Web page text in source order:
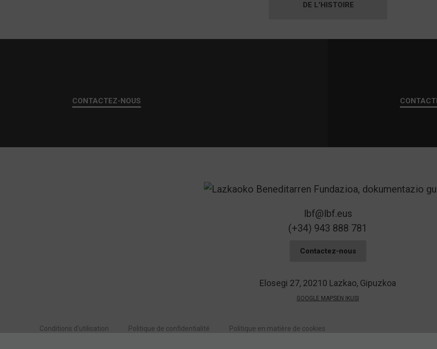
DE L'HISTOIRE
CONTACTEZ-NOUS
lbf@lbf.eus
(+34) 943 888 781
Contactez-nous
Elosegi 27, 20210 Lazkao, Gipuzkoa
GOOGLE MAPSEN IKUSI
Conditions d'utilisation Politique de confidentialité Politique en matière de cookies